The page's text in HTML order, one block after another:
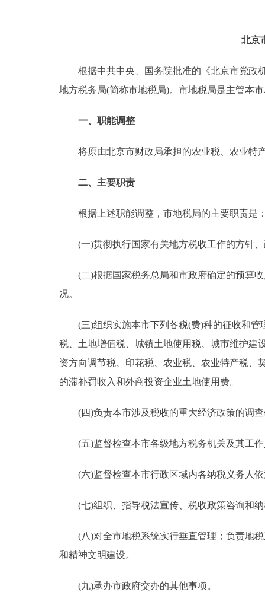
政民互动
12345网上接诉即办
参与调查
走进北京
北京概况
DEUTSCH
ESPAÑOL
ITALIANO
北京
根据中共中央、国务院批准的《北京市党政机
地方税务局(简称市地税局)。市地税局是主管本
一、职能调整
将原由北京市财政局承担的农业税、农业特产
二、主要职责
根据上述职能调整，市地税局的主要职责是
(一)贯彻执行国家有关地方税收工作的方针、
(二)根据国家税务总局和市政府确定的预算收
况。
(三)组织实施本市下列各税(费)种的征收和管
税、土地增值税、城镇土地使用税、城市维护建
资方向调节税、印花税、农业税、农业特产税、
的滞补罚收入和外商投资企业土地使用费。
(四)负责本市涉及税收的重大经济政策的调
(五)监督检查本市各级地方税务机关及其工作
(六)监督检查本市行政区域内各纳税义务人依
(七)组织、指导税法宣传、税收政策咨询和纳
(八)对全市地税系统实行垂直管理；负责地税
和精神文明建设。
(九)承办市政府交办的其他事项。